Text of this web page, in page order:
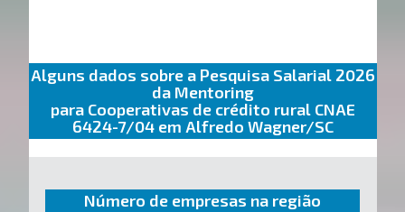
Alguns dados sobre a Pesquisa Salarial 2026
da Mentoring
para Cooperativas de crédito rural CNAE
6424-7/04 em Alfredo Wagner/SC
Número de empresas na região